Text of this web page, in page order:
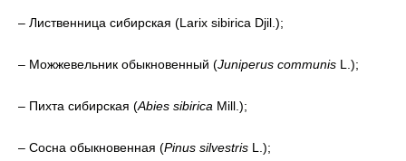
– Лиственница сибирская (Larix sibirica Djil.);
– Можжевельник обыкновенный (Juniperus communis L.);
– Пихта сибирская (Abies sibirica Mill.);
– Сосна обыкновенная (Pinus silvestris L.);